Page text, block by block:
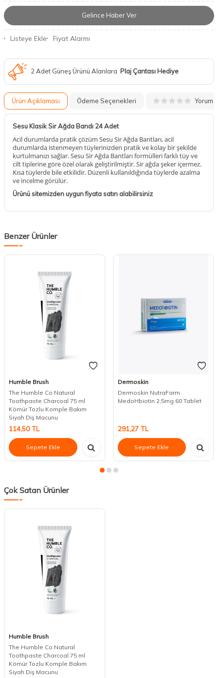
Gelince Haber Ver
Listeye Ekle Fiyat Alarmı
2 Adet Güneş Ürünü Alanlara Plaj Çantası Hediye
Ürün Açıklaması Ödeme Seçenekleri Yorum
Sesu Klasik Sir Ağda Bandı 24 Adet
Acil durumlarda pratik çözüm Sesu Sir Ağda Bantları, acil
durumlarda istenmeyen tüylerinizden pratik ve kolay bir şekilde
kurtulmanızı sağlar. Sesu Sir Ağda Bantları formülleri farklı tüy ve
cilt tiplerine göre özel olarak geliştirilmiştir. Sir ağda şeker içermez.
Kısa tüylerde bile etkilidir. Düzenli kullanıldığında tüylerde azalma
ve incelme görülür.
Ürünü sitemizden uygun fiyata satın alabilirsiniz
Benzer Ürünler
Humble Brush
The Humble Co Natural
Toothpaste Charcoal 75 ml
Kömür Tozlu Komple Bakım
Siyah Diş Macunu
114,50TL
Sepete Ekle
Dermoskin
Dermoskin NutraFarm
MedoHbiotin 2,5mg 60 Tablet
291,27TL
Sepete Ekle
Çok Satan Ürünler
Humble Brush
The Humble Co Natural
Toothpaste Charcoal 75 ml
Kömür Tozlu Komple Bakım
Siyah Diş Macunu